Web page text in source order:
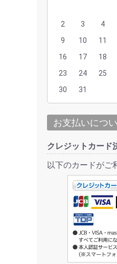
2
3 4
9
10 11
16
17 18
23
24 25
30
31
お支払いにつ
クレジットカード
以下のカードがご